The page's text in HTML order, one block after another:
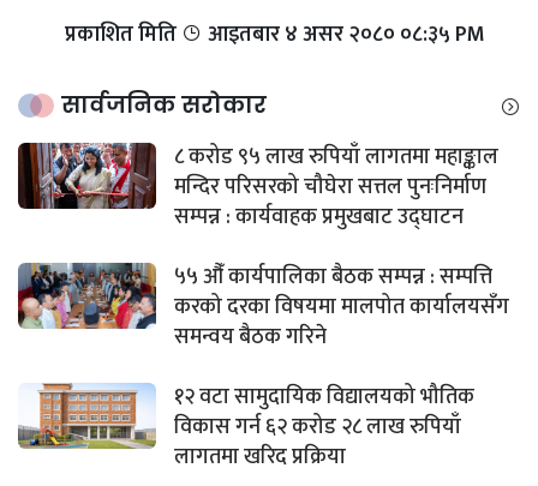
प्रकाशित मिति आइतबार​ ४ असर २०८० ०८:३५ PM
सार्वजनिक सरोकार
८ करोड ९५ लाख रुपियाँ लागतमा महाङ्काल
मन्दिर परिसरको चौघेरा सत्तल पुनःनिर्माण
सम्पन्न : कार्यवाहक प्रमुखबाट उद्घाटन
५५ औँ कार्यपालिका बैठक सम्पन्न : सम्पत्ति
करको दरका विषयमा मालपोत कार्यालयसँग
समन्वय बैठक गरिने
१२ वटा सामुदायिक विद्यालयको भौतिक
विकास गर्न ६२ करोड २८ लाख रुपियाँ
लागतमा खरिद प्रक्रिया